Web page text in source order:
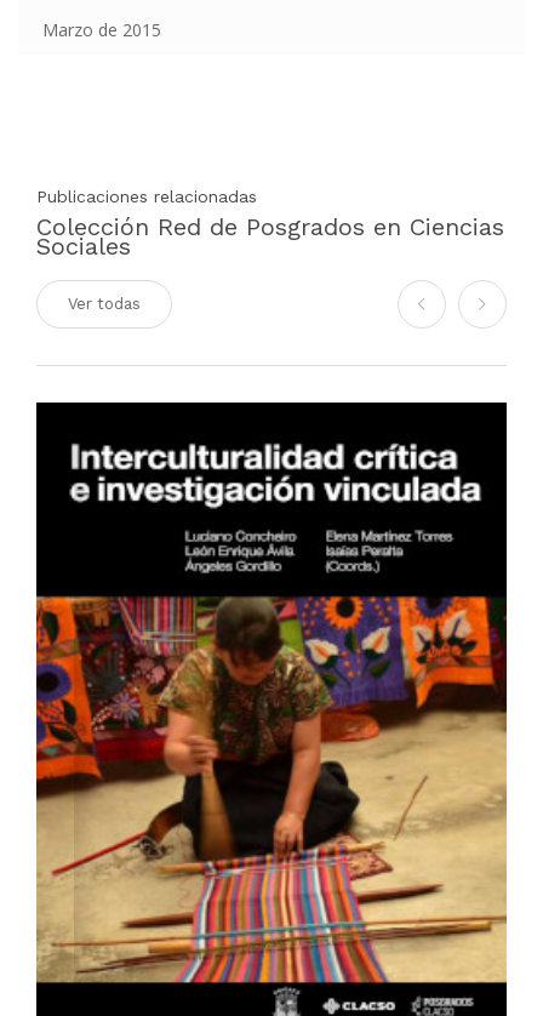
Marzo de 2015
Publicaciones relacionadas
Colección Red de Posgrados en Ciencias
Sociales
Ver todas